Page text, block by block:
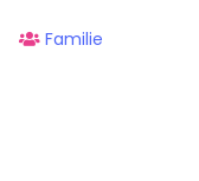
Familie